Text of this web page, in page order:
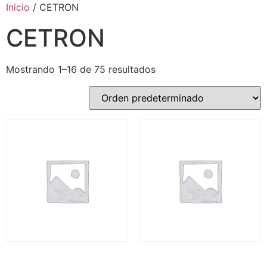
Inicio / CETRON
CETRON
Mostrando 1–16 de 75 resultados